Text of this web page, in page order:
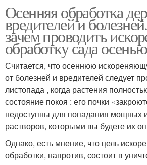
Осенняя обработка
вредителей и
зачем проводить
обработку сада осенью
Считается, что осеннюю
от болезней и вредителей следует
листопада , когда растения
состояние покоя : его почки
недоступны для попадания мощных
растворов, которыми вы будете их
Однако, есть мнение, что цель
обработки, напротив, состоит в